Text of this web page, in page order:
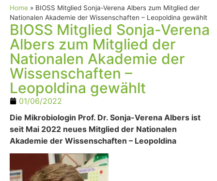
News
Home » BIOSS Mitglied Sonja-Verena Albers zum Mitglied der
Nationalen Akademie der Wissenschaften – Leopoldina gewählt
BIOSS Mitglied Sonja-Verena
Albers zum Mitglied der
Nationalen Akademie der
Wissenschaften –
Leopoldina gewählt
01/06/2022
Die Mikrobiologin Prof. Dr. Sonja-Verena Albers ist
seit Mai 2022 neues Mitglied der Nationalen
Akademie der Wissenschaften – Leopoldina